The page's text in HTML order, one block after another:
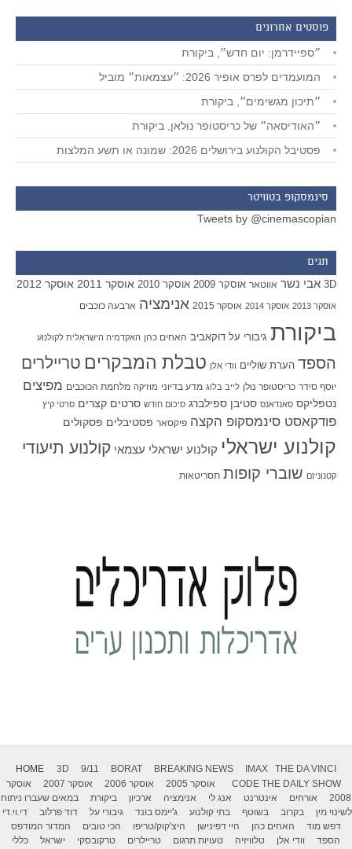
פוסטים אחרונים
״ספיידרמן: יום חדש״, ביקורת
המועמדים לפרס אופיר 2026: ״עצמאות״ מוביל
״תיכון מגשימים״, ביקורת
״האודיסאה״ של כריסטופר נולאן, ביקורת
פסטיבל הקולנוע בירושלים 2026: שמונה או תשע המלצות
סינמסקופ בטוויטר
Tweets by @cinemascopian
תגים
3D אבי נשר אווטאר אוסקר 2009 אוסקר 2010 אוסקר 2011 אוסקר 2012
אוסקר 2013 אוסקר 2014 אוסקר 2015 אנימציה ארבעה כוכבים
ביקורת גיבורי על דוקאביב האחים כהן האקדמיה הישראלית לקולנוע
הספד הערת שוליים וודי אלן טבלת המבקרים טריילרים
יוסף סידר כריסטופר נולן לייב בלוג מדע בדיוני מוזיקה מלחמת הכוכבים מפיצים
נטפליקס סאנדאנס סטיבן ספילברג סיכום חודש סרטים קצרים סרטי קיץ
פודקאסט סינמסקופ הקצה פיקסאר פסטיבלים פסקולים
קולנוע ישראלי קולנוע ישראלי עצמאי קולנוע תיעודי
קטנוניזם שוברי קופות תסריטאות
HOME 3D 9/11 BORAT BREAKING NEWS IMAX
THE DA VINCI
CODE THE DAILY SHOW אוסקר 2005 אוסקר 2006 אוסקר 2007
אוסקר
2008
אורחים אינטרנט אנג לי אנימציה ארכיון ביקורת
במאים שעברו ניתוח
לשינוי מין
בקרוב בשוטף בתי קולנוע ג'יימס בונד גיבורי על דוד פרלוב
די.וי.די
דפש מוד
האחים כהן היי דפינישן היצ'קוק/טריפו הכי טובים
המדור המודפס
הספד
וודי אלן טלוויזיה טעויות תרגום טריילרים טרקובסקי ישראל
כללי